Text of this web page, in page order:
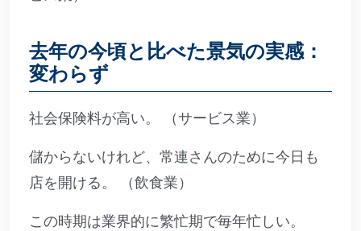
去年の今頃と比べた景気の実感：
変わらず
社会保険料が高い。 （サービス業）
儲からないけれど、常連さんのために今日も
店を開ける。 （飲食業）
この時期は業界的に繁忙期で毎年忙しい。